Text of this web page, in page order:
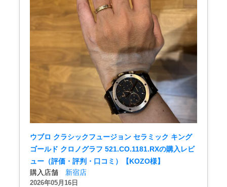
ショップサービス
保証・アフターサービス
ラッピングサービス
腕時計サイズ調整サービス
店舗取り寄せサービス
ウブロ クラシックフュージョン セラミック キング
ゴールド クロノグラフ 521.CO.1181.RXの購入レビ
ュー（評価・評判・口コミ）【KOZO様】
購入店舗 新宿店
2026年05月16日